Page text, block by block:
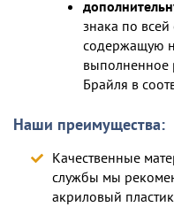
знака по
содержащую
Брайля в
Наши преимущества:
Качественные
службы мы
акриловый